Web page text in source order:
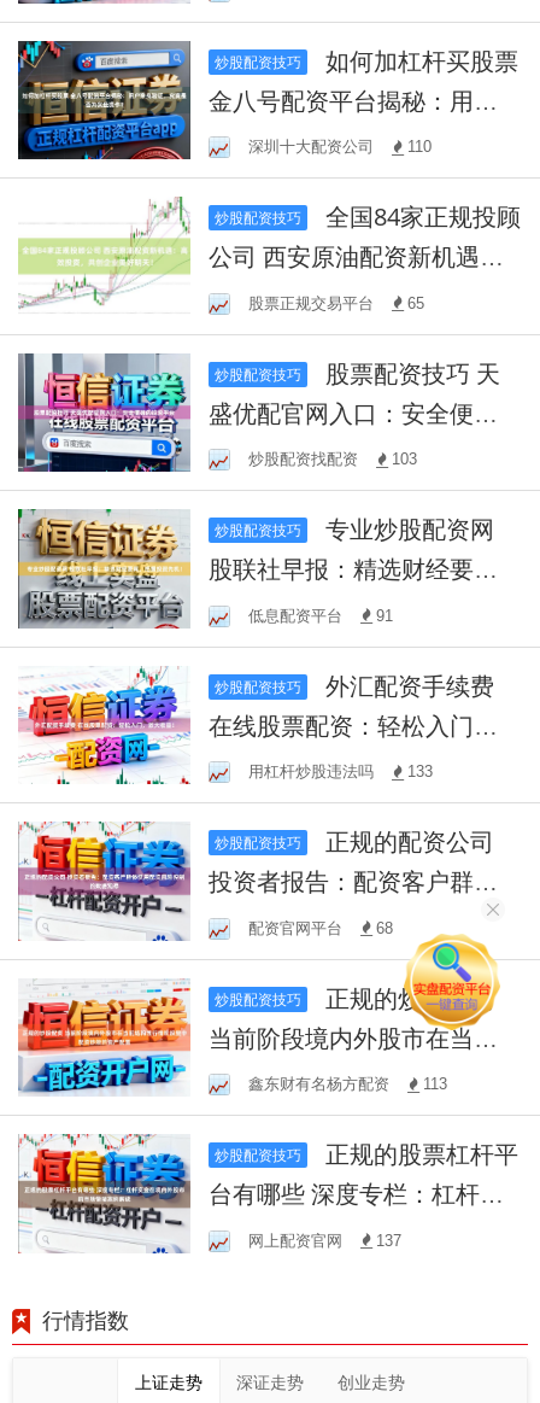
炒股配资技巧
如何加杠杆买股票
金八号配资平台揭秘：用户
亲身验证，究竟是否为实盘
操作？
深圳十大配资公司 110
炒股配资技巧
全国84家正规投顾
公司 西安原油配资新机遇：
高效投资，共创企业美好明
天！
股票正规交易平台 65
炒股配资技巧
盛优配官网入口：安全便捷
的投资平台
炒股配资找配资 103
炒股配资技巧
专业炒股配资网
股联社早报：精选财经要
闻，把握投资先机！
低息配资平台 91
炒股配资技巧
外汇配资手续费
在线股票配资：轻松入门，
放大收益！
用杠杆炒股违法吗 133
炒股配资技巧
投资者报告：配资客户群体
使用配资风险控制的数据观
察
配资官网平台 68
炒股配资技巧
当前阶段境内外股市在当前
结构性行情阶段里中配资炒
股的资产配置
鑫东财有名杨方配资 113
炒股配资技巧
台有哪些 深度专栏：杠杆资
金在境内外股市的市场情绪
网上配资官网 137
行情指数
上证走势 深证走势 创业走势